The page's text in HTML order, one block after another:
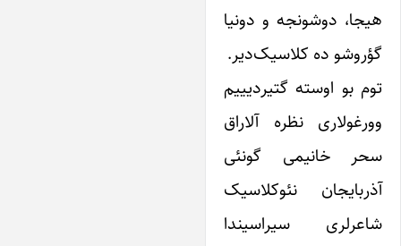
دوشونجه و دونیا
ده کلاسیک‌دیر‌.
بو اوسته گتیردیییم
نظره آلاراق
خانیمی گونئی
نئوکلاسیک
سیراسیندا